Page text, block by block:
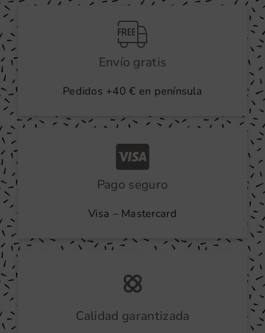
Envío gratis
Pedidos +40 € en península
Pago seguro
Visa – Mastercard
Calidad garantizada